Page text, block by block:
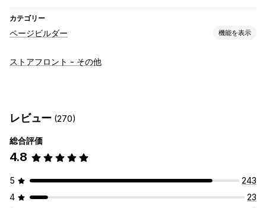
カテゴリー
ページビルダー 機能を表示
ページの種類
プレスページ 採用情報ページ
テーマセクション
ページ管理
テンプレート
ストアフロント - その他
レビュー (270)
総合評価
4.8
5
243
4
23